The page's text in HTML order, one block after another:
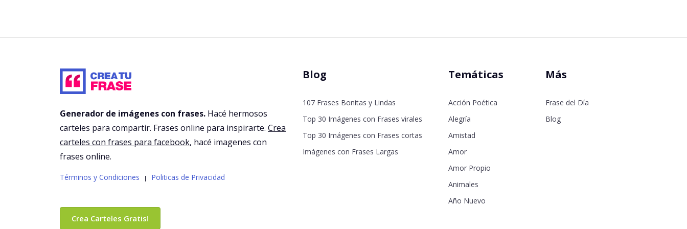
Generador de imágenes con frases. Hacé hermosos
carteles para compartir. Frases online para inspirarte. Crea
carteles con frases para facebook, hacé imagenes con
frases online.
Términos y Condiciones | Politicas de Privacidad
Crea Carteles Gratis!
Blog
107 Frases Bonitas y Lindas
Top 30 Imágenes con Frases virales
Top 30 Imágenes con Frases cortas
Imágenes con Frases Largas
Temáticas
Acción Poética
Alegría
Amistad
Amor
Amor Propio
Animales
Año Nuevo
Más
Frase del Día
Blog